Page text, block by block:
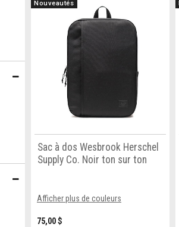
Nouveautés
Sac à dos Wesbrook Herschel
Supply Co. Noir ton sur ton
Afficher plus de couleurs
75,00 $